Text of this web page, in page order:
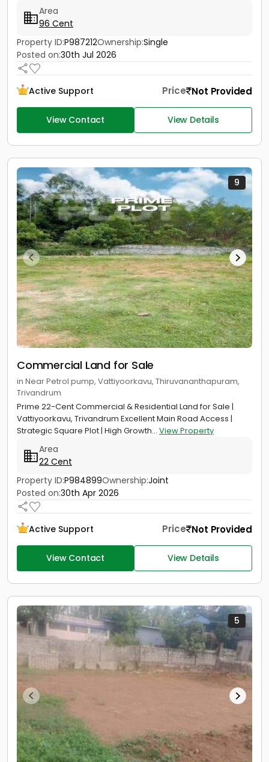
Area
96 Cent
Property ID:P987212Ownership:Single
Posted on:30th Jul 2026
Active Support Price Not Provided
View Contact View Details
9
Commercial Land for Sale
in Near Petrol pump, Vattiyoorkavu, Thiruvananthapuram,
Trivandrum
Prime 22-Cent Commercial & Residential Land for Sale |
Vattiyoorkavu, Trivandrum Excellent Main Road Access |
Strategic Square Plot | High Growth... View Property
Area
22 Cent
Property ID:P984899Ownership:Joint
Posted on:30th Apr 2026
Active Support Price Not Provided
View Contact View Details
5